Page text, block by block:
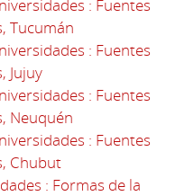
: Fuentes
Tucumán
: Fuentes
Jujuy
: Fuentes
Neuquén
: Fuentes
Chubut
: Formas de la